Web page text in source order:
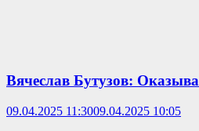
Вячеслав Бутузов:
09.04.2025 11:3009.04.2025 10:05